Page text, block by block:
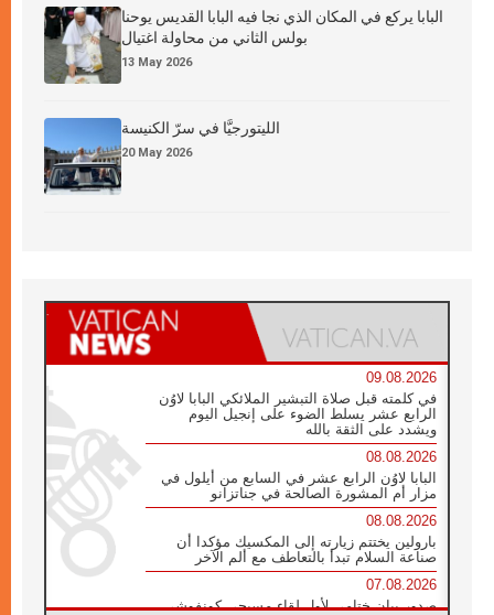
البابا يركع في المكان الذي نجا فيه البابا القديس يوحنا
بولس الثاني من محاولة اغتيال
13 May 2026
الليتورجيَّا في سرّ الكنيسة
20 May 2026
09.08.2026
في كلمته قبل صلاة التبشير الملائكي البابا لاوُن
الرابع عشر يسلط الضوء على إنجيل اليوم
ويشدد على الثقة بالله
08.08.2026
البابا لاوُن الرابع عشر في السابع من أيلول في
مزار أم المشورة الصالحة في جناتزانو
08.08.2026
بارولين يختتم زيارته إلى المكسيك مؤكدا أن
صناعة السلام تبدأ بالتعاطف مع ألم الآخر
07.08.2026
صدور بيان ختامي لأول لقاء مسيحي كونفوشي